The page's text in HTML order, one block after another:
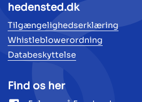
hedensted.dk
Tilgængelighedserklæring
Whistleblowerordning
Databeskyttelse
Find os her